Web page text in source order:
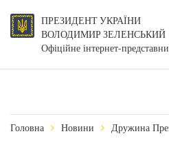
ПРЕЗИДЕНТ УКРАЇНИ
ВОЛОДИМИР ЗЕЛЕНСЬКИЙ
Офіційне інтернет-
Головна Новини Дружина